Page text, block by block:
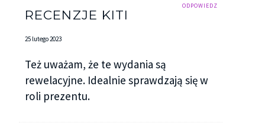
ODPOWIEDZ
RECENZJE KITI
25 lutego 2023
Też uważam, że te wydania są
rewelacyjne. Idealnie sprawdzają się w
roli prezentu.